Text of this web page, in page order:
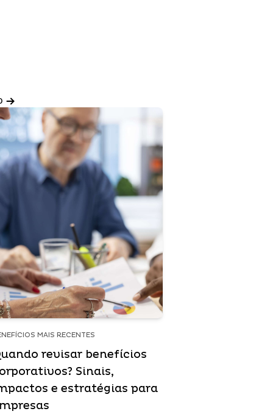
MAIS RECENTES
revisar benefícios
Sinais,
e estratégias para